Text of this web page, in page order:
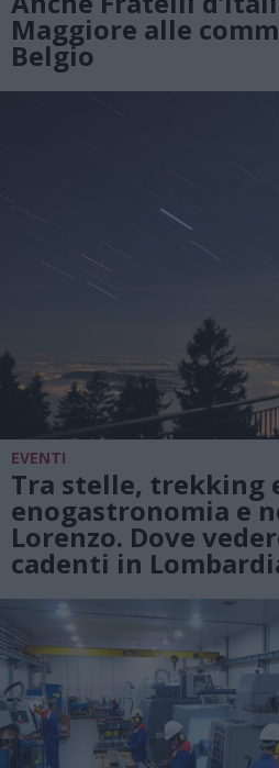
Maggiore alle
Belgio
EVENTI
Tra stelle, trekking
enogastronomia e
Lorenzo. Dove
cadenti in